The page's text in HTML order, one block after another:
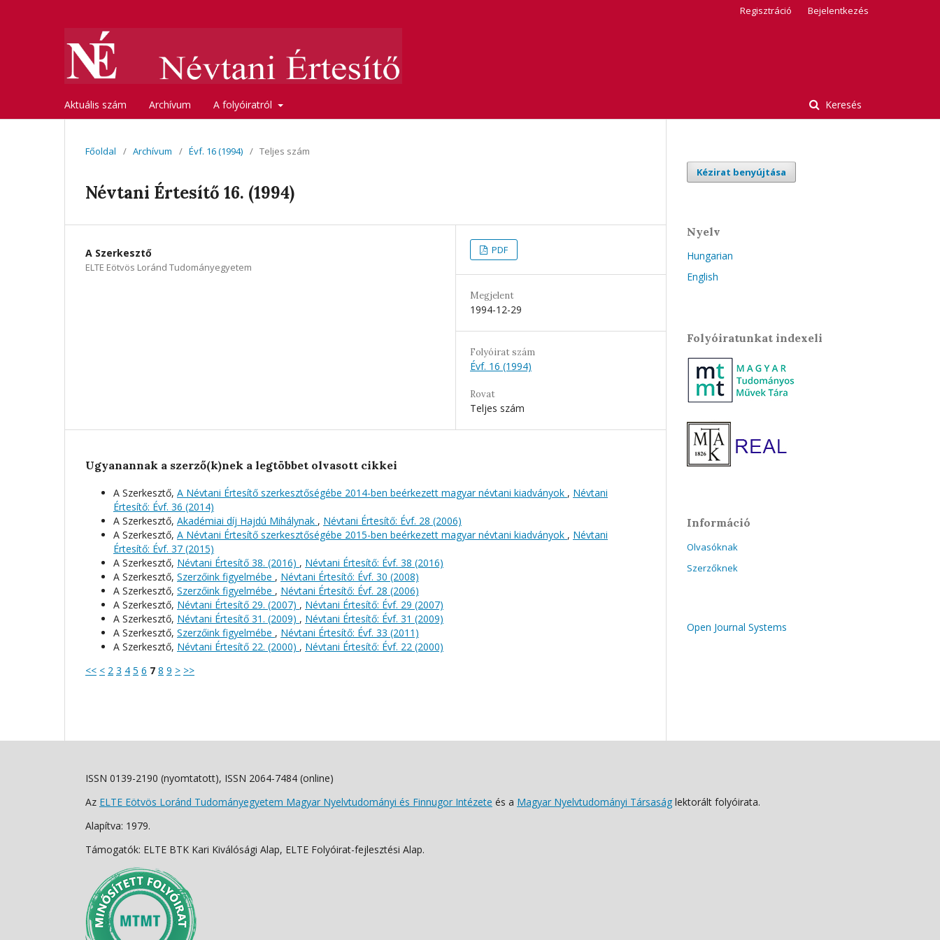
Aktuális szám Archívum A folyóiratról Keresés
Regisztráció Bejelentkezés
Főoldal / Archívum / Évf. 16 (1994) / Teljes szám
Névtani Értesítő 16. (1994)
A Szerkesztő
ELTE Eötvös Loránd Tudományegyetem
PDF
Megjelent
1994-12-29
Folyóirat szám
Évf. 16 (1994)
Rovat
Teljes szám
Ugyanannak a szerző(k)nek a legtöbbet olvasott cikkei
A Szerkesztő, A Névtani Értesítő szerkesztőségébe 2014-ben beérkezett magyar névtani kiadványok , Névtani
Értesítő: Évf. 36 (2014)
A Szerkesztő, Akadémiai díj Hajdú Mihálynak , Névtani Értesítő: Évf. 28 (2006)
A Szerkesztő, A Névtani Értesítő szerkesztőségébe 2015-ben beérkezett magyar névtani kiadványok , Névtani
Értesítő: Évf. 37 (2015)
A Szerkesztő, Névtani Értesítő 38. (2016) , Névtani Értesítő: Évf. 38 (2016)
A Szerkesztő, Szerzőink figyelmébe , Névtani Értesítő: Évf. 30 (2008)
A Szerkesztő, Szerzőink figyelmébe , Névtani Értesítő: Évf. 28 (2006)
A Szerkesztő, Névtani Értesítő 29. (2007) , Névtani Értesítő: Évf. 29 (2007)
A Szerkesztő, Névtani Értesítő 31. (2009) , Névtani Értesítő: Évf. 31 (2009)
A Szerkesztő, Szerzőink figyelmébe , Névtani Értesítő: Évf. 33 (2011)
A Szerkesztő, Névtani Értesítő 22. (2000) , Névtani Értesítő: Évf. 22 (2000)
<< < 2 3 4 5 6 7 8 9 > >>
Kézirat benyújtása
Nyelv
Hungarian
English
Folyóiratunkat indexeli
Információ
Olvasóknak
Szerzőknek
Open Journal Systems
ISSN 0139-2190 (nyomtatott), ISSN 2064-7484 (online)
Az ELTE Eötvös Loránd Tudományegyetem Magyar Nyelvtudományi és Finnugor Intézete és a Magyar Nyelvtudományi Társaság lektorált folyóirata.
Alapítva: 1979.
Támogatók: ELTE BTK Kari Kiválósági Alap, ELTE Folyóirat-fejlesztési Alap.